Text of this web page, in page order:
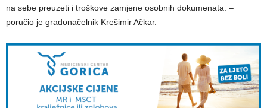
na sebe preuzeti i troškove zamjene osobnih dokumenata. –
poručio je gradonačelnik Krešimir Ačkar.